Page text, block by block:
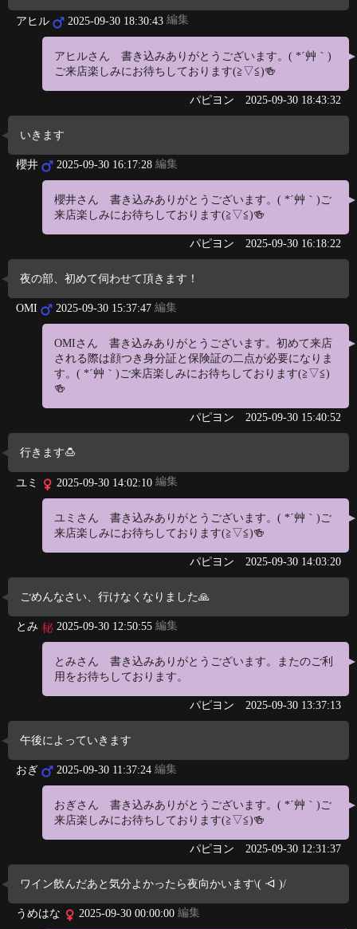
アヒル 2025-09-30 18:30:43 編集
アヒルさん 書き込みありがとうございます。( *´艸｀)
ご来店楽しみにお待ちしております(≧▽≦)🍻
パピヨン 2025-09-30 18:43:32
いきます
櫻井 2025-09-30 16:17:28 編集
櫻井さん 書き込みありがとうございます。( *´艸｀)ご
来店楽しみにお待ちしております(≧▽≦)🍻
パピヨン 2025-09-30 16:18:22
夜の部、初めて伺わせて頂きます！
OMI 2025-09-30 15:37:47 編集
OMIさん 書き込みありがとうございます。初めて来店
される際は顔つき身分証と保険証の二点が必要になりま
す。( *´艸｀)ご来店楽しみにお待ちしております(≧▽≦)
🍻
パピヨン 2025-09-30 15:40:52
行きます🍮
ユミ 2025-09-30 14:02:10 編集
ユミさん 書き込みありがとうございます。( *´艸｀)ご
来店楽しみにお待ちしております(≧▽≦)🍻
パピヨン 2025-09-30 14:03:20
ごめんなさい、行けなくなりました🙏
とみ 2025-09-30 12:50:55 編集
とみさん 書き込みありがとうございます。またのご利
用をお待ちしております。
パピヨン 2025-09-30 13:37:13
午後によっていきます
おぎ 2025-09-30 11:37:24 編集
おぎさん 書き込みありがとうございます。( *´艸｀)ご
来店楽しみにお待ちしております(≧▽≦)🍻
パピヨン 2025-09-30 12:31:37
ワイン飲んだあと気分よかったら夜向かいます\( ᐙ )/
うめはな 2025-09-30 00:00:00 編集